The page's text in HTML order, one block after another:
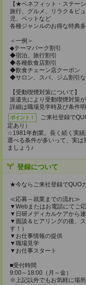
【★ベネフィット・ステー
旅行、グルメ、リラク＆ビ
児、ペットなど
各種ジャンルのお得な特典多
＜一例＞
◆テーマパーク割引
◆宿泊、旅行割引
◆各種飲食店割引
◆飲食チェーン店クーポン
◆サロン、スパ、ジム割引
【受動喫煙対策について】
派遣先により受動喫煙対策が
詳細は職場見学時及び条件
ポイント！
ご来社登録で
定あり）
☆1981年創業。長く続く実績
選べる条件が多いって、実は
ましょう♪
登録について
★今ならご来社登録でQUO
≪応募～就業までの流れ≫
▼Webまたはお電話にてご
▼日研メディカルケアから
▼面談＆ヒアリングの後、
す！）
▼お仕事情報の提供
▼職場見学
▼お仕事スタート
■受付時間
9:00～18:00（月～金）
※上記以外でもお気軽に場